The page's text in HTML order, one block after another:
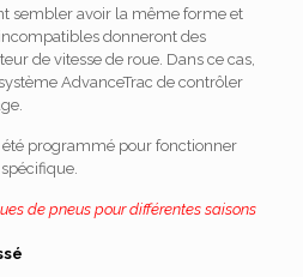
sembler avoir la même forme et
donneront des
de vitesse de roue. Dans ce cas,
AdvanceTrac de contrôler
été programmé pour fonctionner
de pneus pour différentes saisons